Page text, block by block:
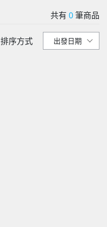
共有 0筆商品
排序方式